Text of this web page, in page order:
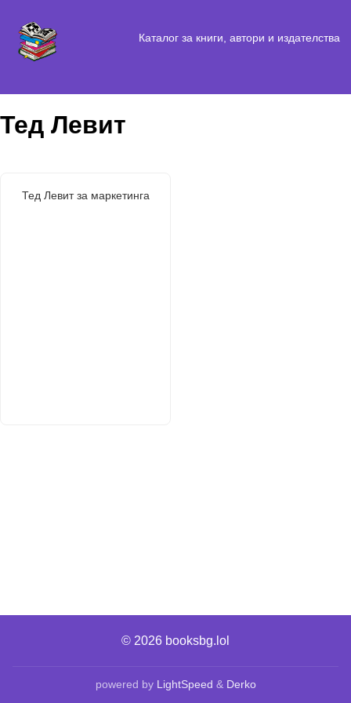
Каталог за книги, автори и издателства
Тед Левит
Тед Левит за маркетинга
© 2026 booksbg.lol
powered by LightSpeed & Derko